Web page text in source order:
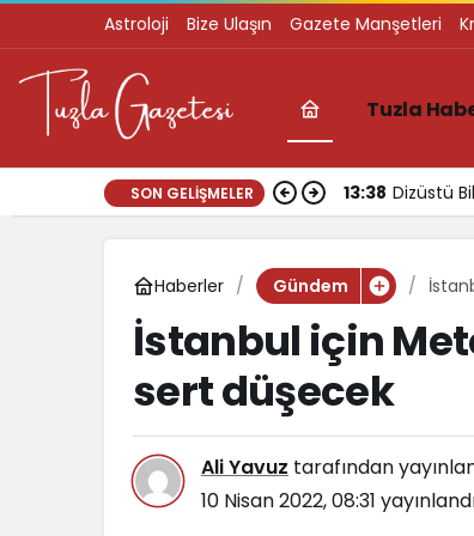
Astroloji Bize Ulaşın Gazete Manşetleri
Tuzla
SON GELIŞMELER 13:38 Dizüstü
Haberler Gündem
İstanbul için
sert düşecek
Ali Yavuz tarafından
10 Nisan 2022, 08:31